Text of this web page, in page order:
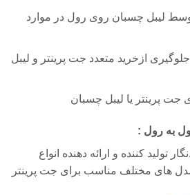
لیبل چسبان روی رول در موارد
جلوگیری ازخرید متعدد جت پرینتر و لیبل
پرینتر یا لیبل چسبان
به رول :
تولید کننده و ارائه دهنده انواع
های مختلف مناسب برای جت پرینتر